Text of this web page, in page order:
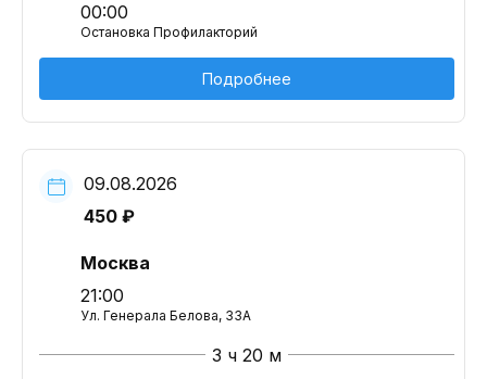
00:00
Остановка Профилакторий
Подробнее
09.08.2026
450 ₽
Москва
21:00
Ул. Генерала Белова, 33А
3 ч 20 м